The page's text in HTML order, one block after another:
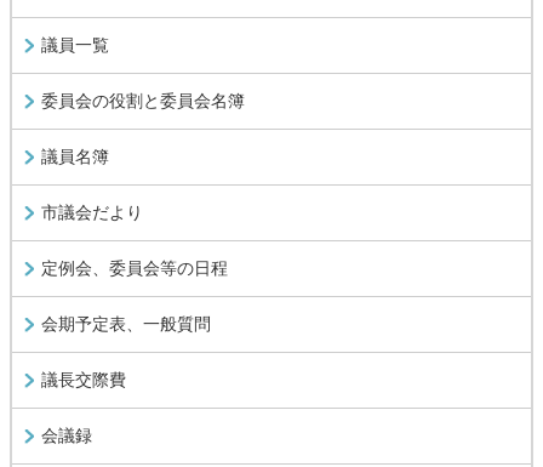
議員一覧
委員会の役割と委員会名簿
議員名簿
市議会だより
定例会、委員会等の日程
会期予定表、一般質問
議長交際費
会議録